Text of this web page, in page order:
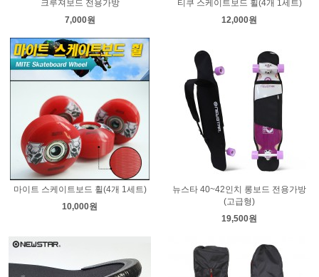
크루져보드 전용가방
7,000원
티쿠 스케이트보드 휠(4개 1세트)
12,000원
마이트 스케이트보드 휠(4개 1세트)
10,000원
뉴스타 40~42인치 롱보드 전용가방
(고급형)
19,500원